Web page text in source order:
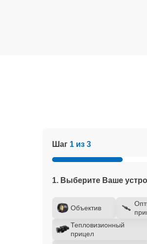
Шаг 1 из 3
1. Выберите Ваше
Объектив
Тепловизионный
прицел